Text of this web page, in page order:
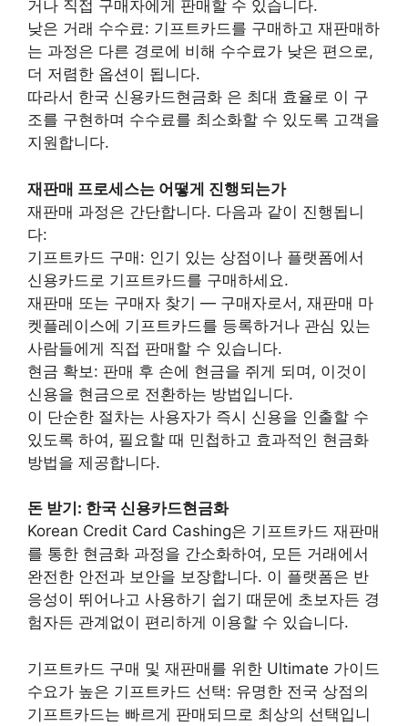
거나 직접 구매자에게 판매할 수 있습니다.
낮은 거래 수수료: 기프트카드를 구매하고 재판매하
는 과정은 다른 경로에 비해 수수료가 낮은 편으로,
더 저렴한 옵션이 됩니다.
따라서 한국 신용카드현금화 은 최대 효율로 이 구
조를 구현하며 수수료를 최소화할 수 있도록 고객을
지원합니다.
재판매 프로세스는 어떻게 진행되는가
재판매 과정은 간단합니다. 다음과 같이 진행됩니
다:
기프트카드 구매: 인기 있는 상점이나 플랫폼에서
신용카드로 기프트카드를 구매하세요.
재판매 또는 구매자 찾기 — 구매자로서, 재판매 마
켓플레이스에 기프트카드를 등록하거나 관심 있는
사람들에게 직접 판매할 수 있습니다.
현금 확보: 판매 후 손에 현금을 쥐게 되며, 이것이
신용을 현금으로 전환하는 방법입니다.
이 단순한 절차는 사용자가 즉시 신용을 인출할 수
있도록 하여, 필요할 때 민첩하고 효과적인 현금화
방법을 제공합니다.
돈 받기: 한국 신용카드현금화
Korean Credit Card Cashing은 기프트카드 재판매
를 통한 현금화 과정을 간소화하여, 모든 거래에서
완전한 안전과 보안을 보장합니다. 이 플랫폼은 반
응성이 뛰어나고 사용하기 쉽기 때문에 초보자든 경
험자든 관계없이 편리하게 이용할 수 있습니다.
기프트카드 구매 및 재판매를 위한 Ultimate 가이드
수요가 높은 기프트카드 선택: 유명한 전국 상점의
기프트카드는 빠르게 판매되므로 최상의 선택입니